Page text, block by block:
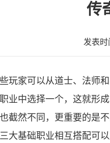
传
发表时
玩家可以从道士、法师
业中选择一个，这就形
截然不同，更重要的是
大基础职业相互搭配可